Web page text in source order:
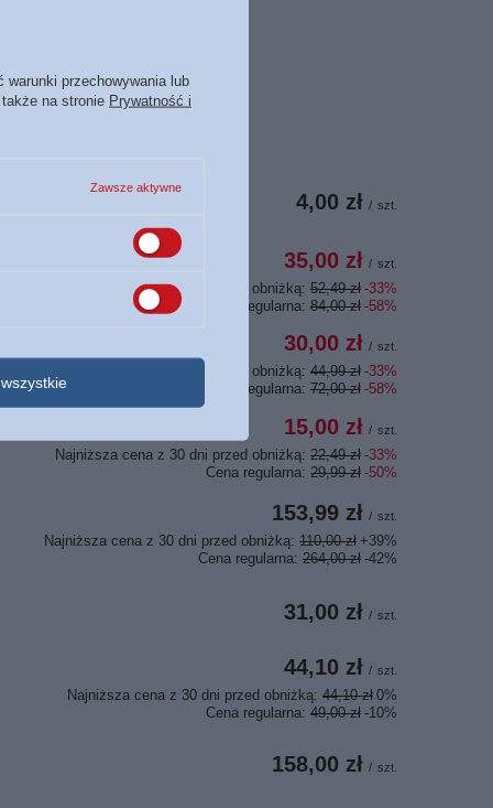
4,00 zł / szt.
35,00 zł / szt.
Najniższa cena z 30 dni przed obniżką: 52,49 zł -33%
Cena regularna: 84,00 zł -58%
30,00 zł / szt.
Najniższa cena z 30 dni przed obniżką: 44,99 zł -33%
Cena regularna: 72,00 zł -58%
15,00 zł / szt.
Najniższa cena z 30 dni przed obniżką: 22,49 zł -33%
Cena regularna: 29,99 zł -50%
153,99 zł / szt.
Najniższa cena z 30 dni przed obniżką: 110,00 zł +39%
Cena regularna: 264,00 zł -42%
31,00 zł / szt.
44,10 zł / szt.
Najniższa cena z 30 dni przed obniżką: 44,10 zł 0%
Cena regularna: 49,00 zł -10%
158,00 zł / szt.
warunki przechowywania lub
na stronie Prywatność i
Zawsze aktywne